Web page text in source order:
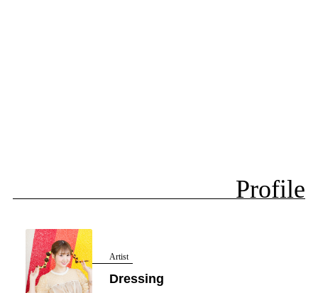
Profile
Artist
Dressing